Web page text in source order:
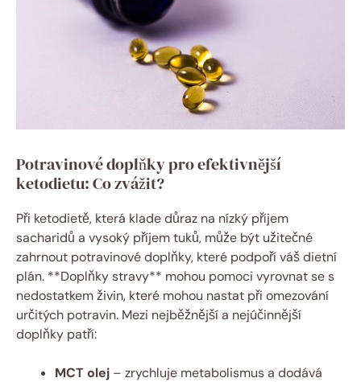
Potravinové doplňky pro efektivnější
ketodietu: Co zvážit?
Při ketodietě, která klade důraz na nízký příjem
sacharidů a vysoký příjem tuků, může být užitečné
zahrnout potravinové doplňky, které podpoří váš dietní
plán. **Doplňky stravy** mohou pomoci vyrovnat se s
nedostatkem živin, které mohou nastat při omezování
určitých potravin. Mezi nejběžnější a nejúčinnější
doplňky patří:
MCT olej – zrychluje metabolismus a dodává